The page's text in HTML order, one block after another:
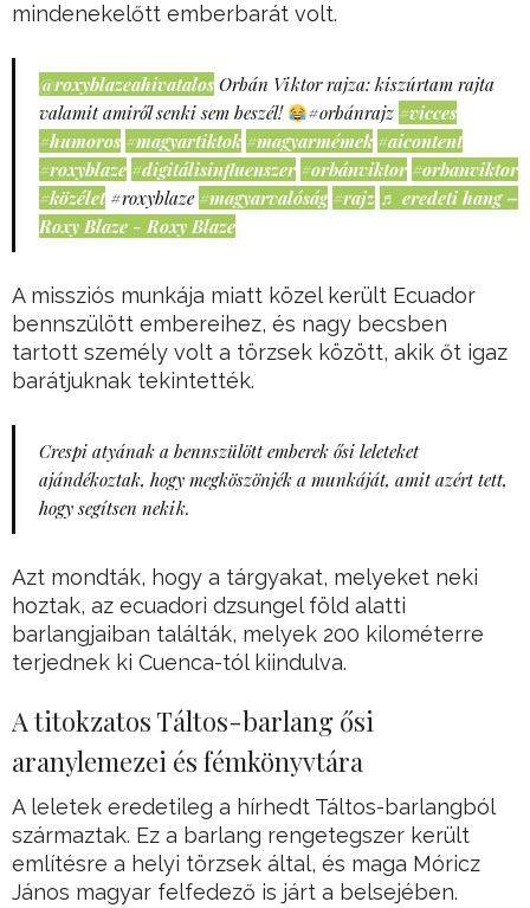
mindenekelőtt emberbarát volt.
@roxyblazeahivatalos Orbán Viktor rajza: kiszúrtam rajta
valamit amiről senki sem beszél!
#orbánrajz #vicces
#humoros #magyartiktok #magyarmémek #aicontent
#roxyblaze #digitálisinfluenszer #orbánviktor #orbanviktor
#közélet #roxyblaze #magyarvalóság #rajz ♬ eredeti hang –
Roxy Blaze - Roxy Blaze
A missziós munkája miatt közel került Ecuador
bennszülött embereihez, és nagy becsben
tartott személy volt a törzsek között, akik őt igaz
barátjuknak tekintették.
Crespi atyának a bennszülött emberek ősi leleteket
ajándékoztak, hogy megköszönjék a munkáját, amit azért tett,
hogy segítsen nekik.
Azt mondták, hogy a tárgyakat, melyeket neki
hoztak, az ecuadori dzsungel föld alatti
barlangjaiban találták, melyek 200 kilométerre
terjednek ki Cuenca-tól kiindulva.
A titokzatos Táltos-barlang ősi
aranylemezei és fémkönyvtára
A leletek eredetileg a hírhedt Táltos-barlangból
származtak. Ez a barlang rengetegszer került
említésre a helyi törzsek által, és maga Móricz
János magyar felfedező is járt a belsejében.